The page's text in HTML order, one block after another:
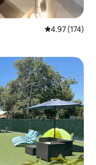
平均评分 4.97
4.97 (174)